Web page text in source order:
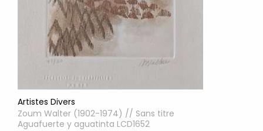
Artistes Divers
Zoum Walter (1902-1974) // Sans titre
Aguafuerte y aguatinta LCD1652